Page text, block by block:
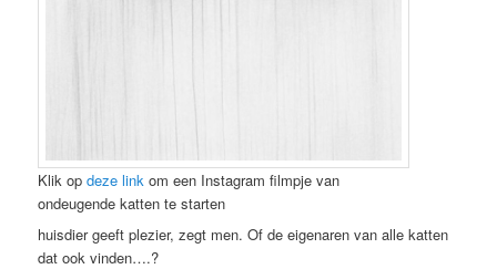
Klik opdeze link om een Instagram filmpje van
ondeugende katten te starten
huisdier geeft plezier, zegt men. Of de eigenaren van alle katten
dat ook vinden….?